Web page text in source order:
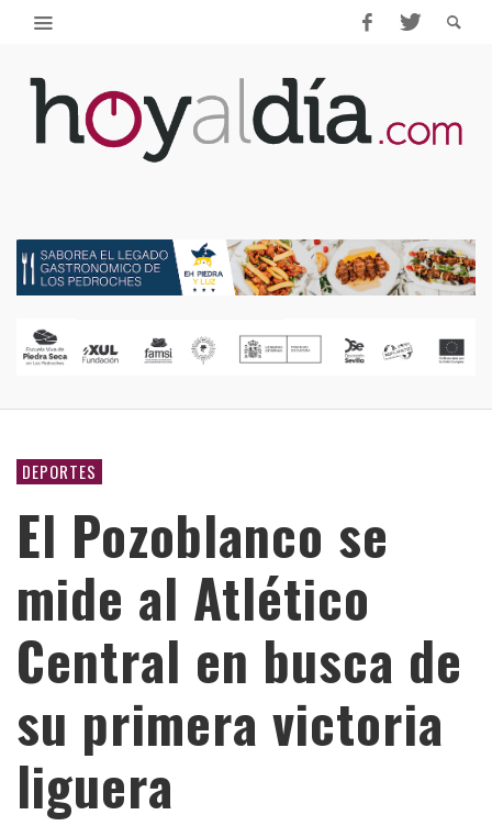
DEPORTES
El Pozoblanco se
mide al Atlético
Central en busca de
su primera victoria
liguera